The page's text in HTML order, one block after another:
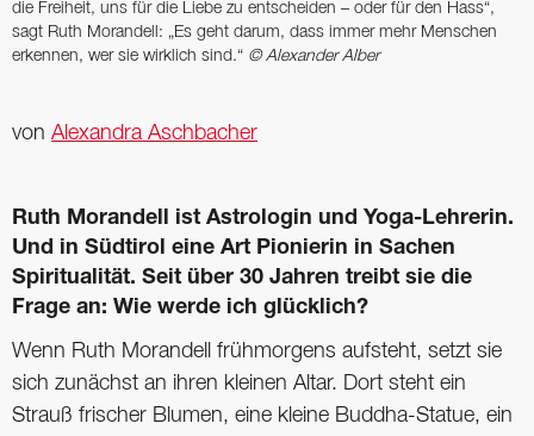
die Freiheit, uns für die Liebe zu entscheiden – oder für den Hass“,
sagt Ruth Morandell: „Es geht darum, dass immer mehr Menschen
erkennen, wer sie wirklich sind.“ © Alexander Alber
von Alexandra Aschbacher
Ruth Morandell ist Astrologin und Yoga-Lehrerin.
Und in Südtirol eine Art Pionierin in Sachen
Spiritualität. Seit über 30 Jahren treibt sie die
Frage an: Wie werde ich glücklich?
Wenn Ruth Morandell frühmorgens aufsteht, setzt sie
sich zunächst an ihren kleinen Altar. Dort steht ein
Strauß frischer Blumen, eine kleine Buddha-Statue, ein